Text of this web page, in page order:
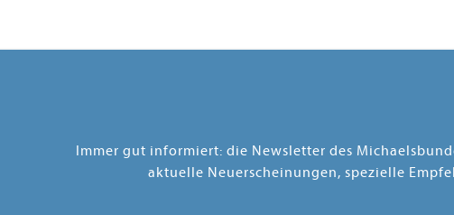
Immer gut informiert: die Newsletter des
aktuelle Neuerscheinungen, spezielle